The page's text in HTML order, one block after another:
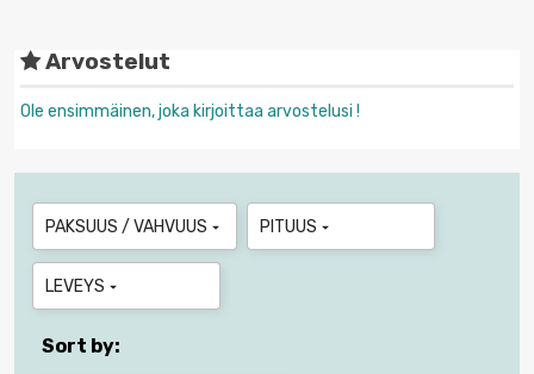
Arvostelut
Ole ensimmäinen, joka kirjoittaa arvostelusi !
PAKSUUS / VAHVUUS  PITUUS 
LEVEYS 
Sort by: